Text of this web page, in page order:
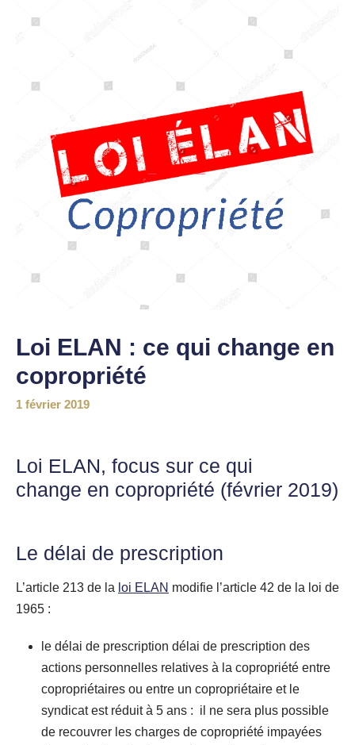
Loi ELAN : ce qui change en
copropriété
1 février 2019
Loi ELAN, focus sur ce qui
change en copropriété (février 2019)
Le délai de prescription
L’article 213 de la loi ELAN modifie l’article 42 de la loi de
1965 :
le délai de prescription délai de prescription des
actions personnelles relatives à la copropriété entre
copropriétaires ou entre un copropriétaire et le
syndicat est réduit à 5 ans : il ne sera plus possible
de recouvrer les charges de copropriété impayées